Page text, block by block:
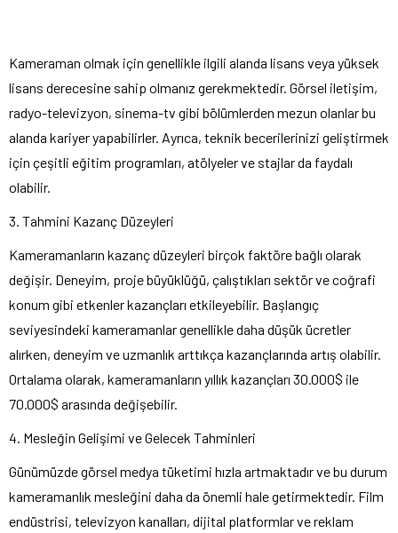
Kameraman olmak için genellikle ilgili alanda lisans veya yüksek
lisans derecesine sahip olmanız gerekmektedir. Görsel iletişim,
radyo-televizyon, sinema-tv gibi bölümlerden mezun olanlar bu
alanda kariyer yapabilirler. Ayrıca, teknik becerilerinizi geliştirmek
için çeşitli eğitim programları, atölyeler ve stajlar da faydalı
olabilir.
3. Tahmini Kazanç Düzeyleri
Kameramanların kazanç düzeyleri birçok faktöre bağlı olarak
değişir. Deneyim, proje büyüklüğü, çalıştıkları sektör ve coğrafi
konum gibi etkenler kazançları etkileyebilir. Başlangıç ​​
seviyesindeki kameramanlar genellikle daha düşük ücretler
alırken, deneyim ve uzmanlık arttıkça kazançlarında artış olabilir.
Ortalama olarak, kameramanların yıllık kazançları 30.000$ ile
70.000$ arasında değişebilir.
4. Mesleğin Gelişimi ve Gelecek Tahminleri
Günümüzde görsel medya tüketimi hızla artmaktadır ve bu durum
kameramanlık mesleğini daha da önemli hale getirmektedir. Film
endüstrisi, televizyon kanalları, dijital platformlar ve reklam